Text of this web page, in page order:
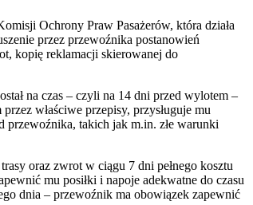
Ochrony Praw Pasażerów, która działa
przez przewoźnika postanowień
kopię reklamacji skierowanej do
na czas – czyli na 14 dni przed wylotem –
właściwe przepisy, przysługuje mu
przewoźnika, takich jak m.in. złe warunki
oraz zwrot w ciągu 7 dni pełnego kosztu
mu posiłki i napoje adekwatne do czasu
dnia – przewoźnik ma obowiązek zapewnić